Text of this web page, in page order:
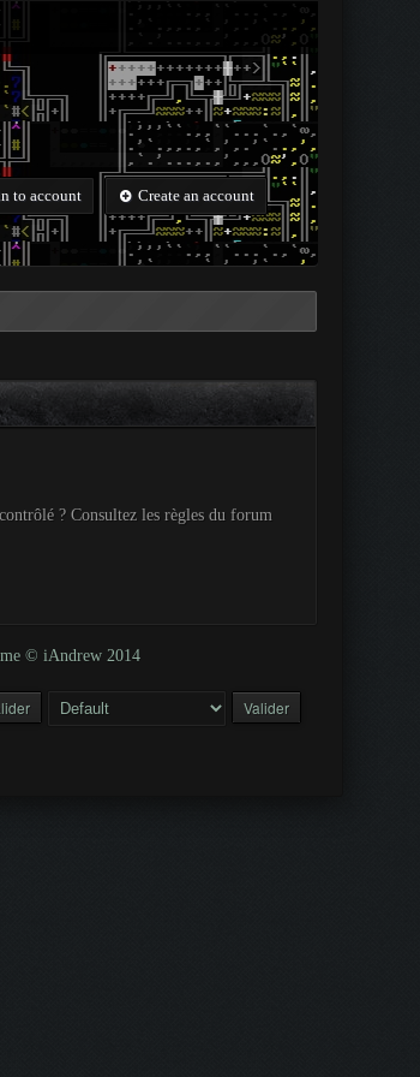
to account Create an account
? Consultez les règles du forum
© iAndrew 2014